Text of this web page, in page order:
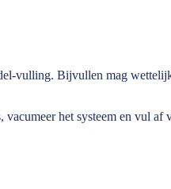
vulling. Bijvullen mag
het systeem en vul af